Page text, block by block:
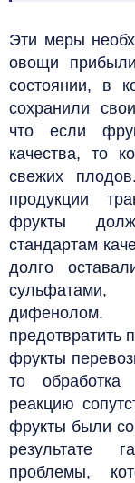
Эти меры
овощи
состоянии, в
сохранили
что если
качества, то
свежих плодов.
продукции
фрукты
стандартам
долго
предотвратить
фрукты
то обработка
реакцию
фрукты были
результате
проблемы,